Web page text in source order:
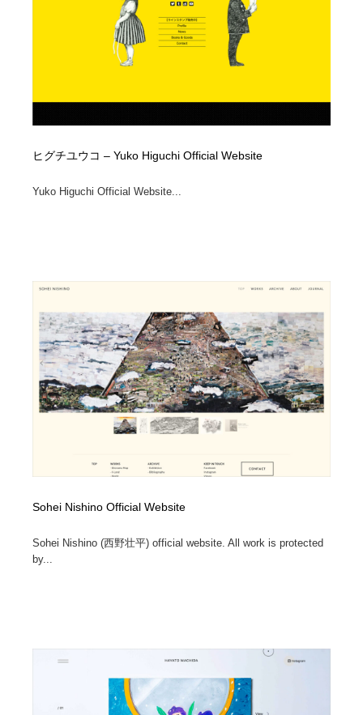
ヒグチユウコ – Yuko Higuchi Official Website
Yuko Higuchi Official Website...
Sohei Nishino Official Website
Sohei Nishino (西野壮平) official website. All work is protected
by...